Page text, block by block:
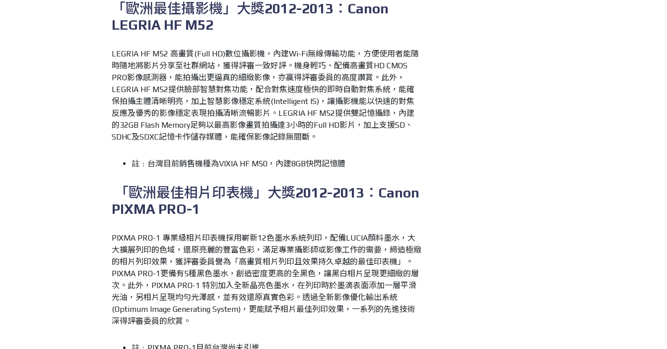
「歐洲最佳攝影機」大獎2012-2013 ： Canon
LEGRIA HF M52
LEGRIA HF M52 高畫質(Full HD)數位攝影機， 內建Wi-Fi無線傳輸功能，方便使用者能隨
時隨地將影片分享至社群網站，獲得評審一致好評。 機身輕巧、配備高畫質HD CMOS
PRO影像感測器，能拍攝出更逼真的細緻影像，亦贏得評審委員的高度讚賞 。此外，
LEGRIA HF M52提供臉部智慧對焦功能，配合對焦速度極快的即時自動對焦系統，能確
保拍攝主體清晰明亮，加上智慧影像穩定系統(Intelligent IS)，讓攝影機能以快速的對焦
反應及優秀的影像穩定表現拍攝清晰流暢影片。 LEGRIA HF M52提供雙記憶攝錄，內建
的32GB Flash Memory足夠以最高影像畫質拍攝達3小時的Full HD影片，加上支援SD、
SDHC及SDXC記憶卡作儲存媒體，能確保影像記錄無間斷。
註﹕台灣目前銷售機種為VIXIA HF M50，內建8GB快閃記憶體
「歐洲最佳相片印表機」大獎2012-2013 ： Canon
PIXMA PRO-1
PIXMA PRO-1 專業級相片印表機採用嶄新12色墨水系統列印，配備LUCIA顏料墨水，大
大擴展列印的色域，還原亮麗的豐富色彩，滿足專業攝影師或影像工作的需要，締造極緻
的相片列印效果， 獲評審委員譽為「高畫質相片列印且效果持久卓越的最佳印表機」
。
PIXMA PRO-1更備有5種黑色墨水，創造密度更高的全黑色，讓黑白相片呈現更細緻的層
次。此外， PIXMA PRO-1 特別加入全新晶亮色墨水，在列印時於墨滴表面添加一層平滑
光油，另相片呈現均勻光澤感，並有效還原真實色彩。透過全新影像優化輸出系統
(Optimum Image Generating System)，更能賦予相片最佳列印效果，一系列的先進技術
深得評審委員的欣賞。